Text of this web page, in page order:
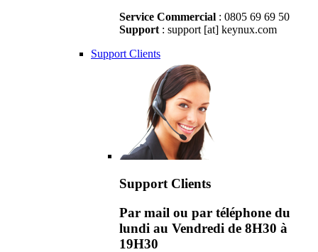
Service Commercial : 0805 69 69 50
Support : support [at] keynux.com
Support Clients
Support Clients
Par mail ou par téléphone du
lundi au Vendredi de 8H30 à
19H30